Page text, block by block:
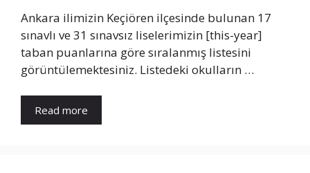
Ankara ilimizin Keçiören ilçesinde bulunan 17
sınavlı ve 31 sınavsız liselerimizin [this-year]
taban puanlarına göre sıralanmış listesini
görüntülemektesiniz. Listedeki okulların …
Read more